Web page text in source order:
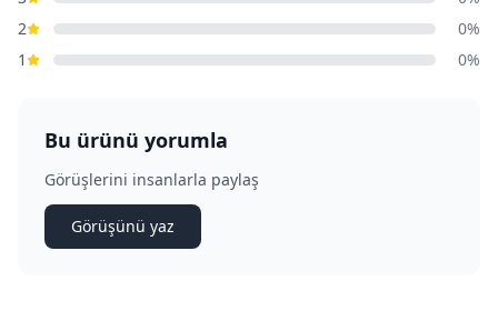
2
0%
1
0%
Bu ürünü yorumla
Görüşlerini insanlarla paylaş
Görüşünü yaz